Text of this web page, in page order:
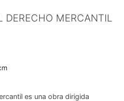
DERECHO MERCANTIL
es una obra dirigida